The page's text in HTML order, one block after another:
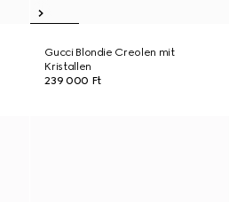
Gucci Blondie Creolen mit
Kristallen
239 000 Ft